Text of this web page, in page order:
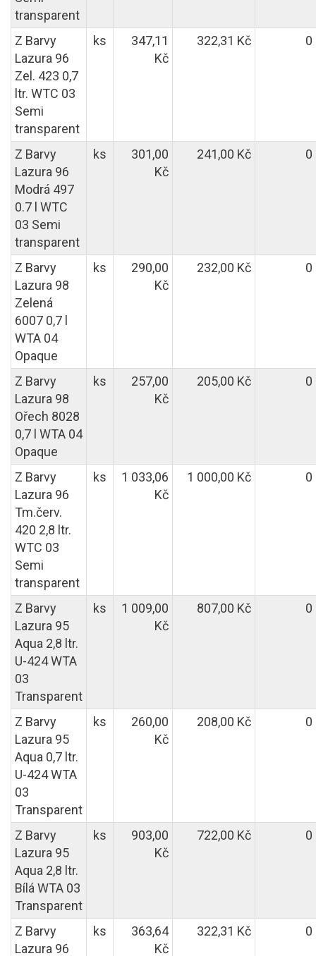
transparent
Z Barvy
Lazura 96
Zel. 423 0,7
ltr. WTC 03
Semi
transparent
ks
347,11
Kč
322,31 Kč 0
Z Barvy
Lazura 96
Modrá 497
0.7 l WTC
03 Semi
transparent
ks
301,00
Kč
241,00 Kč 0
Z Barvy
Lazura 98
Zelená
6007 0,7 l
WTA 04
Opaque
ks
290,00
Kč
232,00 Kč 0
Z Barvy
Lazura 98
Ořech 8028
0,7 l WTA 04
Opaque
ks
257,00
Kč
205,00 Kč 0
Z Barvy
Lazura 96
Tm.červ.
420 2,8 ltr.
WTC 03
Semi
transparent
ks
1 033,06
Kč
1 000,00 Kč 0
Z Barvy
Lazura 95
Aqua 2,8 ltr.
U-424 WTA
03
Transparent
ks
1 009,00
Kč
807,00 Kč 0
Z Barvy
Lazura 95
Aqua 0,7 ltr.
U-424 WTA
03
Transparent
ks
260,00
Kč
208,00 Kč 0
Z Barvy
Lazura 95
Aqua 2,8 ltr.
Bílá WTA 03
Transparent
ks
903,00
Kč
722,00 Kč 0
Z Barvy
Lazura 96
ks
363,64
Kč
322,31 Kč 0